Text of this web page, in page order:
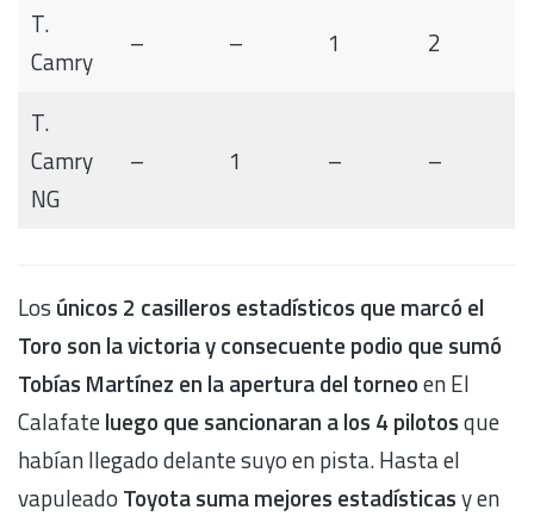
T.
Camry
– – 1 2
T.
Camry
NG
– 1 – –
Los únicos 2 casilleros estadísticos que marcó el
Toro son la victoria y consecuente podio que sumó
Tobías Martínez en la apertura del torneoen El
Calafateluego que sancionaran a los 4 pilotosque
habían llegado delante suyo en pista. Hasta el
vapuleado Toyota suma mejores estadísticasy en